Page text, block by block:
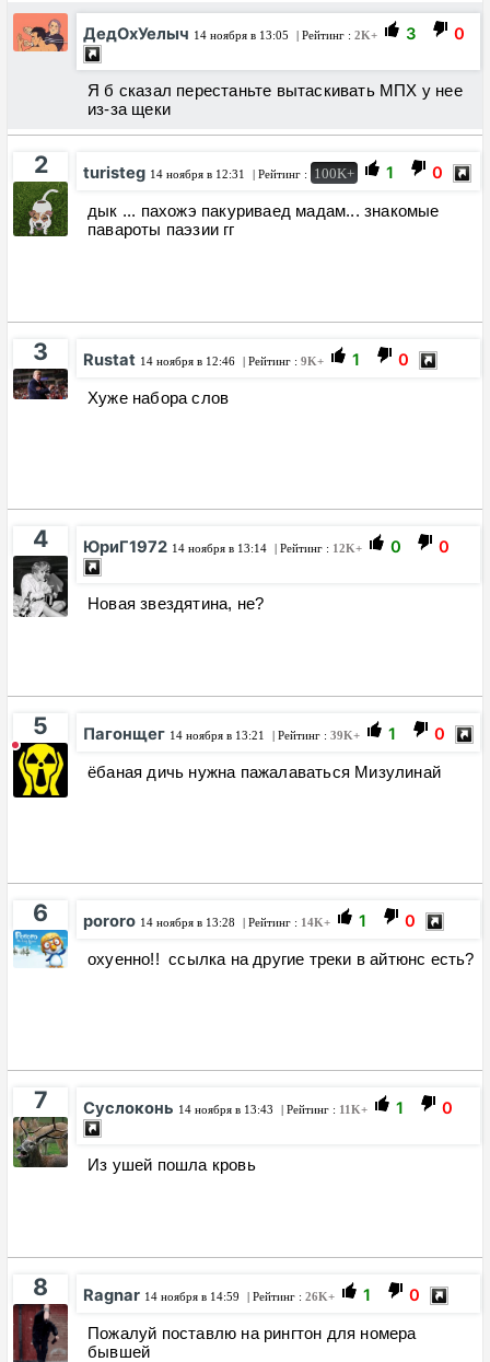
ДедОхУелыч 14 ноября в 13:05 | Рейтинг : 2K+ 3 0
Я б сказал перестаньте вытаскивать МПХ у нее
из-за щеки
2 turisteg 14 ноября в 12:31 | Рейтинг : 100K+ 1 0
дык ... пахожэ пакуриваед мадам... знакомые
павароты паэзии гг
3 Rustat 14 ноября в 12:46 | Рейтинг : 9K+ 1 0
Хуже набора слов
4 ЮриГ1972 14 ноября в 13:14 | Рейтинг : 12K+ 0 0
Новая звездятина, не?
5 Пагонщег 14 ноября в 13:21 | Рейтинг : 39K+ 1 0
ёбаная дичь нужна пажалаваться Мизулинай
6 pororo 14 ноября в 13:28 | Рейтинг : 14K+ 1 0
охуенно!! ссылка на другие треки в айтюнс есть?
7 Суслоконь 14 ноября в 13:43 | Рейтинг : 11K+ 1 0
Из ушей пошла кровь
8 Ragnar 14 ноября в 14:59 | Рейтинг : 26K+ 1 0
Пожалуй поставлю на рингтон для номера
бывшей